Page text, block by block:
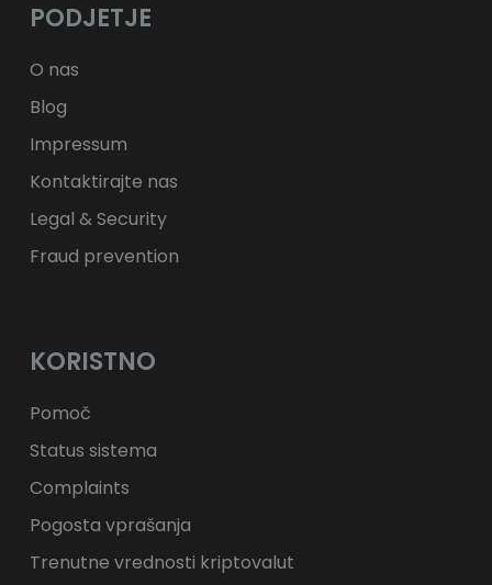
ft HUF
zł PLN
PODJETJE
O nas
Blog
Impressum
Kontaktirajte nas
Legal & Security
Fraud prevention
KORISTNO
Pomoč
Status sistema
Complaints
Pogosta vprašanja
Trenutne vrednosti kriptovalut